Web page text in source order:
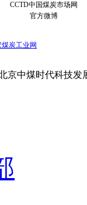
CCTD中国煤炭市场网
官方微博
煤炭工业网
京中煤时代科技